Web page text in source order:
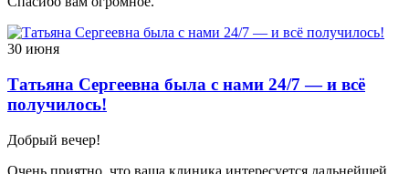
30 июня
Татьяна Сергеевна была с нами 24/7 — и всё
получилось!
Добрый вечер!
Очень приятно, что ваша клиника интересуется дальнейшей